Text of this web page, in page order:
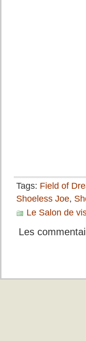
Tags: Field of
Shoeless Joe,
Le Salon de
Les